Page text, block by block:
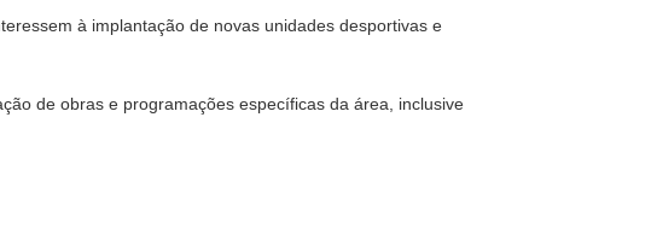
à implantação de novas unidades desportivas e
de obras e programações específicas da área, inclusive